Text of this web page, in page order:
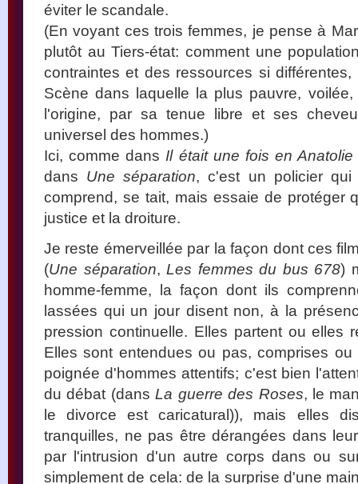
éviter le scandale.
(En voyant ces trois femmes, je pense à
plutôt au Tiers-état: comment une
contraintes et des ressources si
Scène dans laquelle la plus pauvre,
l'origine, par sa tenue libre et ses
universel des hommes.)
Ici, comme dans Il était une fois en Anatolie
dans Une séparation, c'est un policier
comprend, se tait, mais essaie de protéger
justice et la droiture.
Je reste émerveillée par la façon dont ces
(Une séparation,Les femmes du bus 678)
homme-femme, la façon dont ils
lassées qui un jour disent non, à la
pression continuelle. Elles partent ou elles
Elles sont entendues ou pas, comprises
poignée d'hommes attentifs; c'est bien
du débat (dansLa guerre des Roses, le
le divorce est caricatural)), mais elles
tranquilles, ne pas être dérangées dans
par l'intrusion d'un autre corps dans ou
simplement de cela: de la surprise d'une